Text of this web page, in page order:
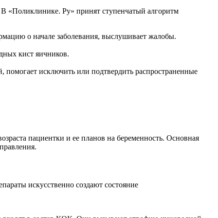
«Поликлинике. Ру» принят ступенчатый алгоритм
о начале заболевания, выслушивает жалобы.
кист яичников.
помогает исключить или подтвердить распространенные
пациентки и ее планов на беременность. Основная
искусственно создают состояние